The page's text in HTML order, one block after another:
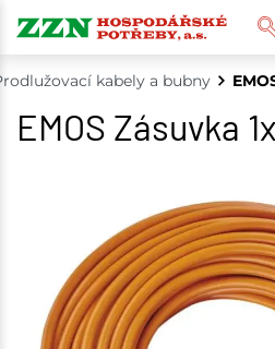
kabely a bubny
EMOS Zásuvka